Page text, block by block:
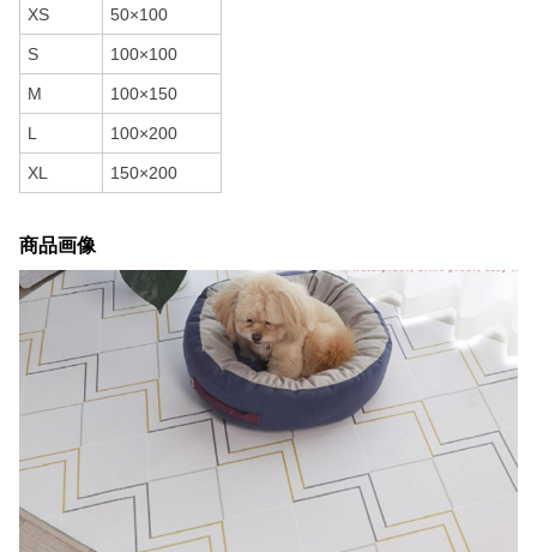
XS 50×100
S 100×100
M 100×150
L 100×200
XL 150×200
商品画像